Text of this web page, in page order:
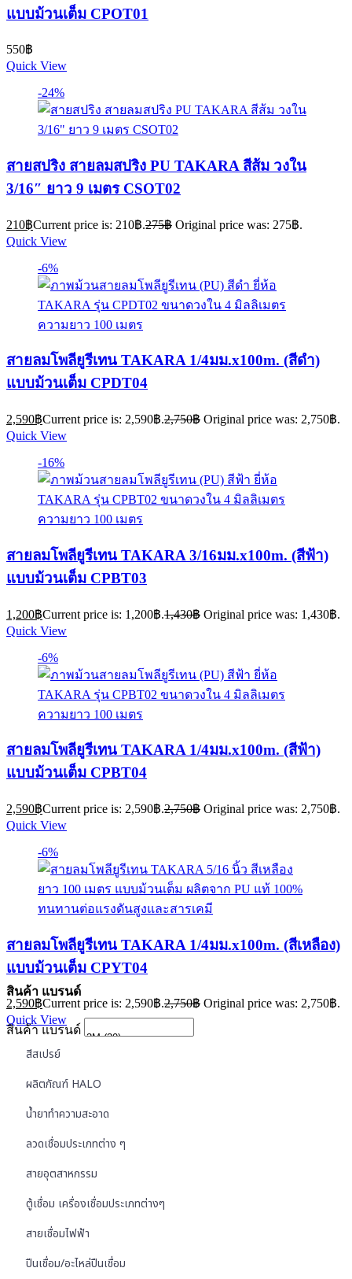
แบบม้วนเต็ม CPOT01
550฿
Quick View
-24%
สายสปริง สายลมสปริง PU TAKARA สีส้ม วงใน
3/16″ ยาว 9 เมตร CSOT02
210฿Current price is: 210฿.275฿ Original price was: 275฿.
Quick View
-6%
สายลมโพลียูรีเทน TAKARA 1/4มม.x100m. (สีดำ)
แบบม้วนเต็ม CPDT04
2,590฿Current price is: 2,590฿.2,750฿ Original price was: 2,750฿.
Quick View
-16%
สายลมโพลียูรีเทน TAKARA 3/16มม.x100m. (สีฟ้า)
แบบม้วนเต็ม CPBT03
1,200฿Current price is: 1,200฿.1,430฿ Original price was: 1,430฿.
Quick View
-6%
สายลมโพลียูรีเทน TAKARA 1/4มม.x100m. (สีฟ้า)
แบบม้วนเต็ม CPBT04
2,590฿Current price is: 2,590฿.2,750฿ Original price was: 2,750฿.
Quick View
-6%
สายลมโพลียูรีเทน TAKARA 1/4มม.x100m. (สีเหลือง)
แบบม้วนเต็ม CPYT04
2,590฿Current price is: 2,590฿.2,750฿ Original price was: 2,750฿.
Quick View
สินค้า แบรนด์
สินค้า แบรนด์
สีสเปรย์
ผลิตภัณฑ์ HALO
น้ำยาทำความสะอาด
ลวดเชื่อมประเภทต่าง ๆ
สายอุตสาหกรรม
ตู้เชื่อม เครื่องเชื่อมประเภทต่างๆ
สายเชื่อมไฟฟ้า
ปืนเชื่อม/อะไหล่ปืนเชื่อม